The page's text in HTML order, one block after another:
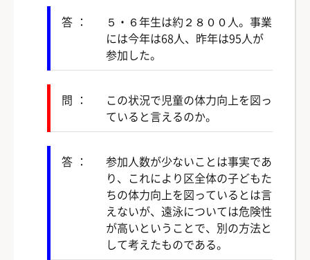
答：
５・６年生は約２８００人。事業
には今年は68人、昨年は95人が
参加した。
問：
この状況で児童の体力向上を図っ
ていると言えるのか。
答：
参加人数が少ないことは事実であ
り、これにより区全体の子どもた
ちの体力向上を図っているとは言
えないが、遠泳については危険性
が高いということで、別の方法と
して考えたものである。